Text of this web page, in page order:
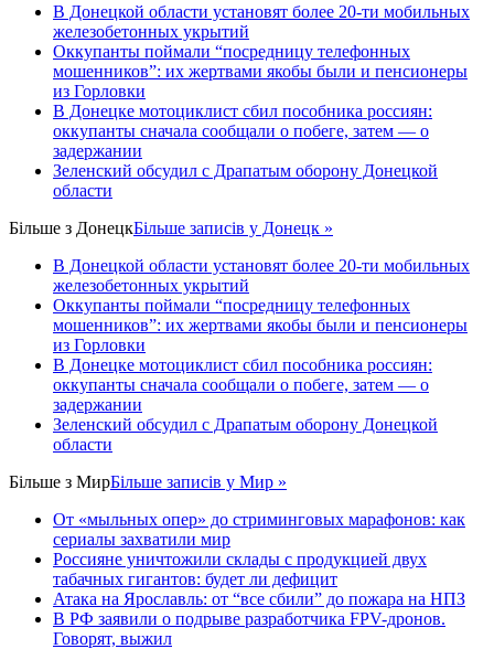
В Донецкой области установят более 20-ти мобильных
железобетонных укрытий
Оккупанты поймали “посредницу телефонных
мошенников”: их жертвами якобы были и пенсионеры
из Горловки
В Донецке мотоциклист сбил пособника россиян:
оккупанты сначала сообщали о побеге, затем — о
задержании
Зеленский обсудил с Драпатым оборону Донецкой
области
Більше з ДонецкБільше записів у Донецк »
В Донецкой области установят более 20-ти мобильных
железобетонных укрытий
Оккупанты поймали “посредницу телефонных
мошенников”: их жертвами якобы были и пенсионеры
из Горловки
В Донецке мотоциклист сбил пособника россиян:
оккупанты сначала сообщали о побеге, затем — о
задержании
Зеленский обсудил с Драпатым оборону Донецкой
области
Більше з МирБільше записів у Мир »
От «мыльных опер» до стриминговых марафонов: как
сериалы захватили мир
Россияне уничтожили склады с продукцией двух
табачных гигантов: будет ли дефицит
Атака на Ярославль: от “все сбили” до пожара на НПЗ
В РФ заявили о подрыве разработчика FPV-дронов.
Говорят, выжил